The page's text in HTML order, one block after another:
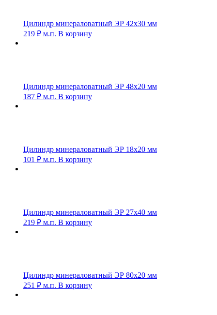
Цилиндр минераловатный ЭР 42х30 мм
219 ₽ м.п. В корзину
Цилиндр минераловатный ЭР 48х20 мм
187 ₽ м.п. В корзину
Цилиндр минераловатный ЭР 18х20 мм
101 ₽ м.п. В корзину
Цилиндр минераловатный ЭР 27х40 мм
219 ₽ м.п. В корзину
Цилиндр минераловатный ЭР 80х20 мм
251 ₽ м.п. В корзину